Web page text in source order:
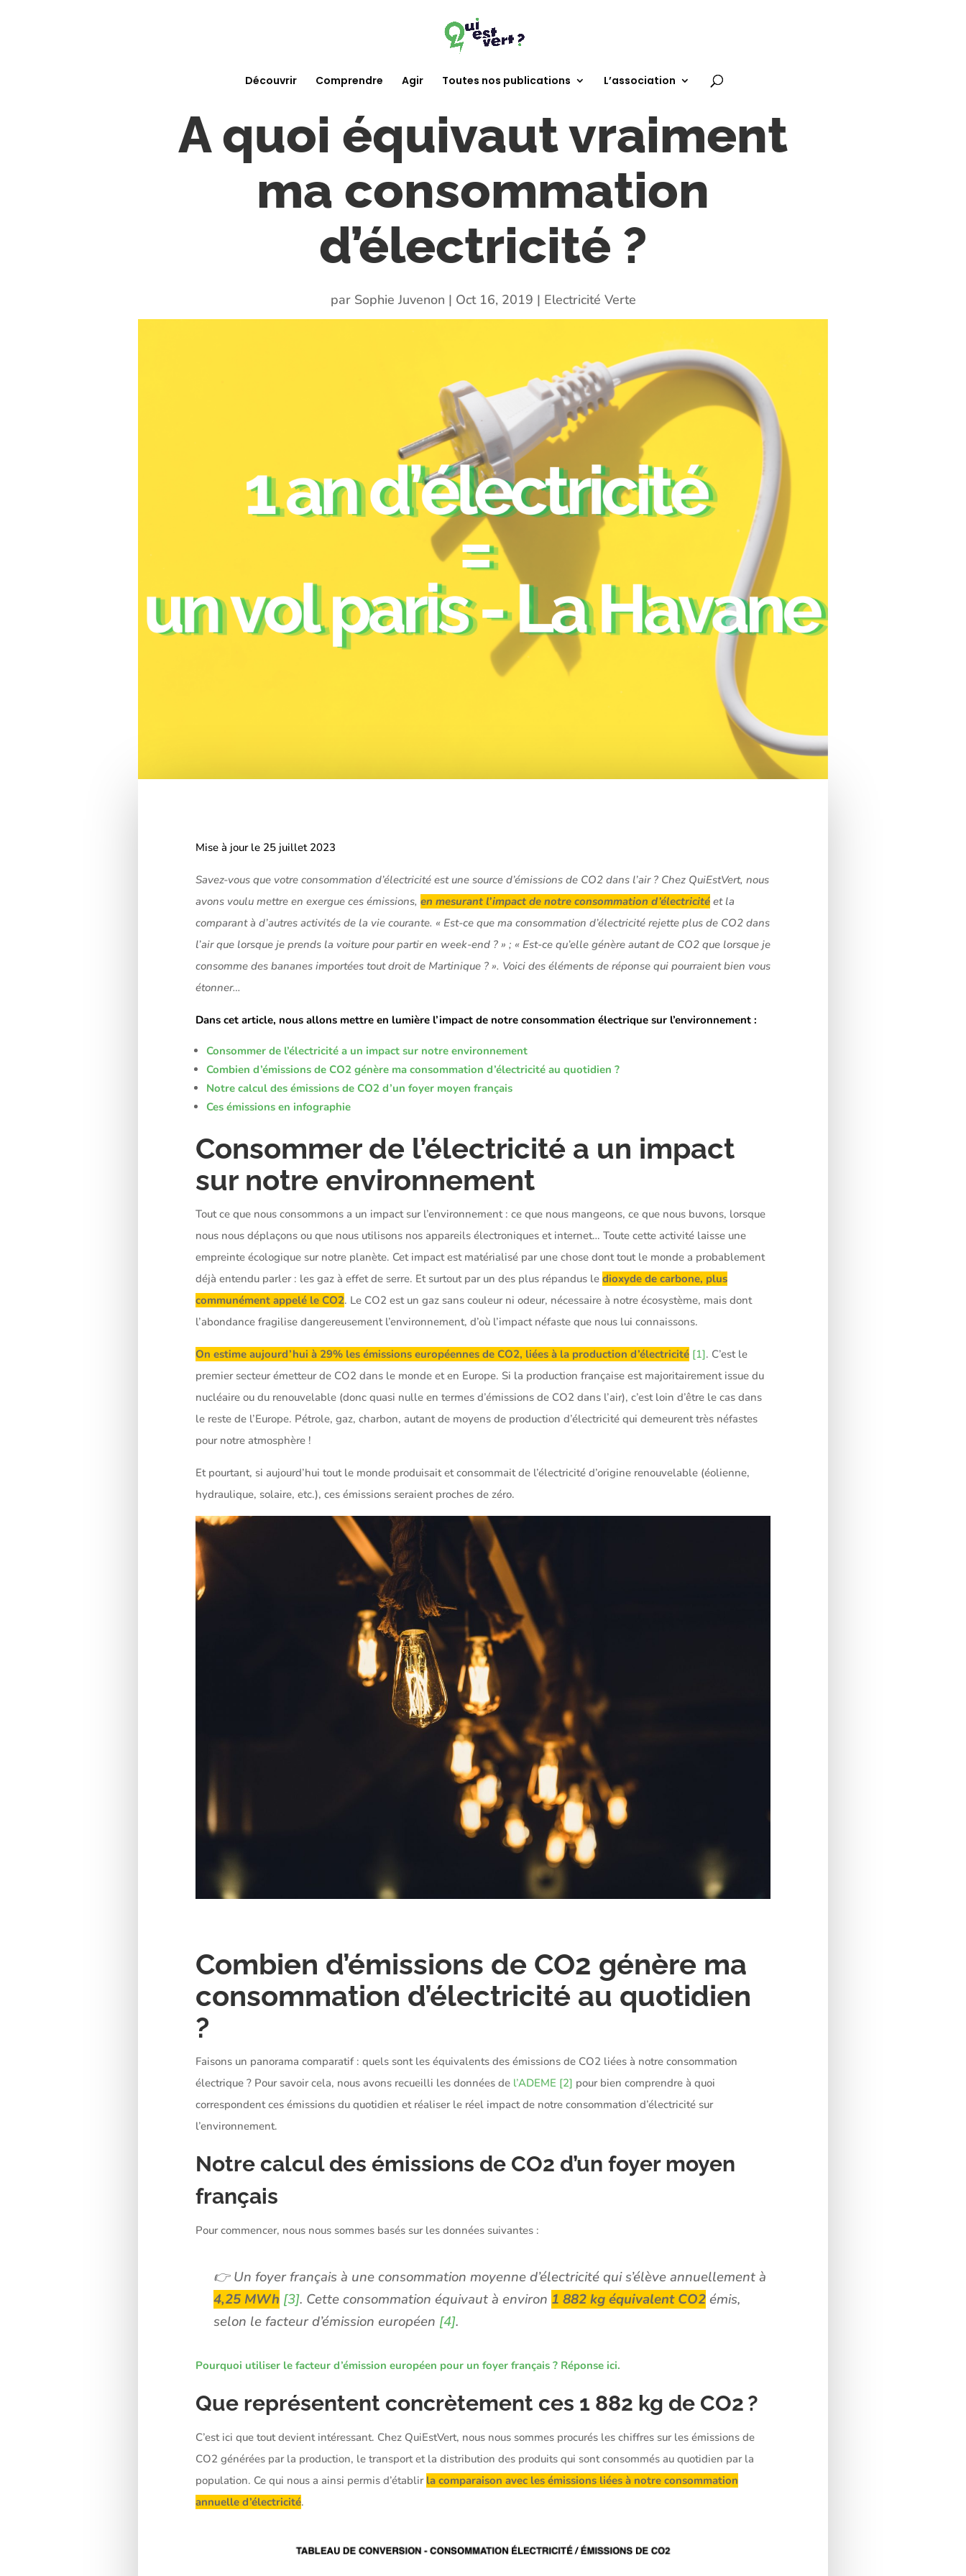
Découvrir Comprendre Agir Toutes nos publications L’association
A quoi équivaut vraiment
ma consommation
d’électricité ?
par Sophie Juvenon | Oct 16, 2019 | Electricité Verte
Mise à jour le 25 juillet 2023
Savez-vous que votre consommation d’électricité est une source d’émissions de CO2 dans l’air ? Chez QuiEstVert, nous
avons voulu mettre en exergue ces émissions, en mesurant l’impact de notre consommation d’électricité et la
comparant à d’autres activités de la vie courante. « Est-ce que ma consommation d’électricité rejette plus de CO2 dans
l’air que lorsque je prends la voiture pour partir en week-end ? » ; « Est-ce qu’elle génère autant de CO2 que lorsque je
consomme des bananes importées tout droit de Martinique ? ». Voici des éléments de réponse qui pourraient bien vous
étonner…
Dans cet article, nous allons mettre en lumière l’impact de notre consommation électrique sur l’environnement :
Consommer de l’électricité a un impact sur notre environnement
Combien d’émissions de CO2 génère ma consommation d’électricité au quotidien ?
Notre calcul des émissions de CO2 d’un foyer moyen français
Ces émissions en infographie
Consommer de l’électricité a un impact
sur notre environnement
Tout ce que nous consommons a un impact sur l’environnement : ce que nous mangeons, ce que nous buvons, lorsque
nous nous déplaçons ou que nous utilisons nos appareils électroniques et internet… Toute cette activité laisse une
empreinte écologique sur notre planète. Cet impact est matérialisé par une chose dont tout le monde a probablement
déjà entendu parler : les gaz à effet de serre. Et surtout par un des plus répandus le dioxyde de carbone, plus
communément appelé le CO2. Le CO2 est un gaz sans couleur ni odeur, nécessaire à notre écosystème, mais dont
l’abondance fragilise dangereusement l’environnement, d’où l’impact néfaste que nous lui connaissons.
On estime aujourd’hui à 29% les émissions européennes de CO2, liées à la production d’électricité [1]. C’est le
premier secteur émetteur de CO2 dans le monde et en Europe. Si la production française est majoritairement issue du
nucléaire ou du renouvelable (donc quasi nulle en termes d’émissions de CO2 dans l’air), c’est loin d’être le cas dans
le reste de l’Europe. Pétrole, gaz, charbon, autant de moyens de production d’électricité qui demeurent très néfastes
pour notre atmosphère !
Et pourtant, si aujourd’hui tout le monde produisait et consommait de l’électricité d’origine renouvelable (éolienne,
hydraulique, solaire, etc.), ces émissions seraient proches de zéro.
Combien d’émissions de CO2 génère ma
consommation d’électricité au quotidien
?
Faisons un panorama comparatif : quels sont les équivalents des émissions de CO2 liées à notre consommation
électrique ? Pour savoir cela, nous avons recueilli les données de l’ADEME [2] pour bien comprendre à quoi
correspondent ces émissions du quotidien et réaliser le réel impact de notre consommation d’électricité sur
l’environnement.
Notre calcul des émissions de CO2 d’un foyer moyen
français
Pour commencer, nous nous sommes basés sur les données suivantes :
👉 Un foyer français à une consommation moyenne d’électricité qui s’élève annuellement à
4,25 MWh [3]. Cette consommation équivaut à environ 1 882kg équivalent CO2émis,
selon le facteur d’émission européen [4].
Pourquoi utiliser le facteur d’émission européen pour un foyer français ? Réponse ici.
Que représentent concrètement ces 1 882 kg de CO2 ?
C’est ici que tout devient intéressant. Chez QuiEstVert, nous nous sommes procurés les chiffres sur les émissions de
CO2 générées par la production, le transport et la distribution des produits qui sont consommés au quotidien par la
population. Ce qui nous a ainsi permis d’établir la comparaison avec les émissions liées à notre consommation
annuelle d’électricité.